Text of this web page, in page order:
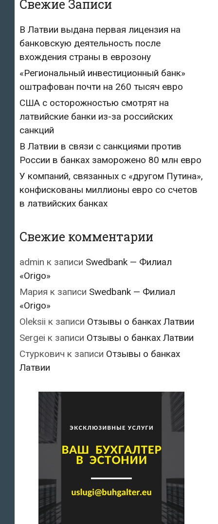
Свежие Записи
В Латвии выдана первая лицензия на
банковскую деятельность после
вхождения страны в еврозону
«Региональный инвестиционный банк»
оштрафован почти на 260 тысяч евро
США с осторожностью смотрят на
латвийские банки из-за российских
санкций
В Латвии в связи с санкциями против
России в банках заморожено 80 млн евро
У компаний, связанных с «другом Путина»,
конфискованы миллионы евро со счетов
в латвийских банках
Свежие комментарии
admin к записи Swedbank — Филиал
«Origo»
Мария к записи Swedbank — Филиал
«Origo»
Oleksii к записи Отзывы о банках Латвии
Sergei к записи Отзывы о банках Латвии
Стуркович к записи Отзывы о банках
Латвии